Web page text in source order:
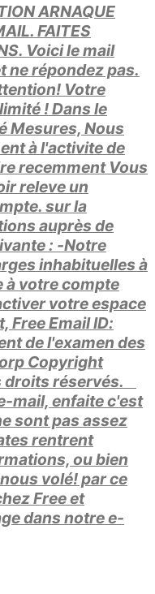
ARNAQUE
FAITES
Voici le mail
ne répondez pas.
Votre
! Dans le
Mesures, Nous
à l'activite de
recemment Vous
releve un
sur la
auprès de
: -Notre
inhabituelles à
à votre compte
votre espace
Free Email ID:
de l'examen des
Copyright
droits réservés.
mail, enfaite c'est
sont pas assez
rentrent
ou bien
volé! par ce
Free et
dans notre e-